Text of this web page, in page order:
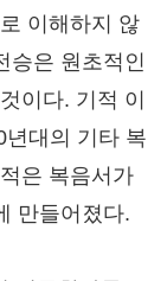
이해하지 않
승은 원초적인
이다. 기적 이
대의 기타 복
은 복음서가
만들어졌다.